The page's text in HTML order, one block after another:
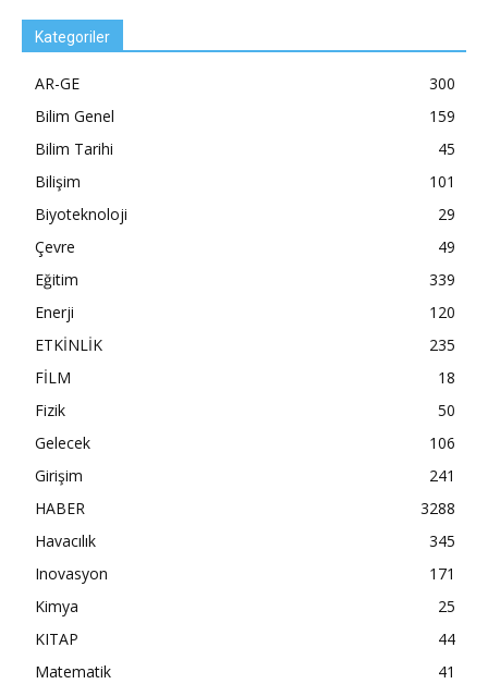
Kategoriler
AR-GE
300
Bilim Genel
159
Bilim Tarihi
45
Bilişim
101
Biyoteknoloji
29
Çevre
49
Eğitim
339
Enerji
120
ETKİNLİK
235
FİLM
18
Fizik
50
Gelecek
106
Girişim
241
HABER
3288
Havacılık
345
Inovasyon
171
Kimya
25
KITAP
44
Matematik
41